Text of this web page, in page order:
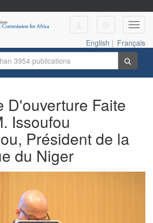
English | Français
D'ouverture Faite
Issoufou
Président de la
du Niger